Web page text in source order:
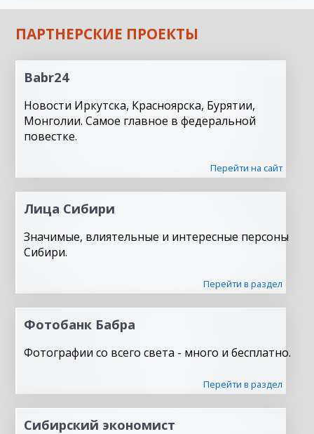
ПАРТНЕРСКИЕ ПРОЕКТЫ
Babr24
Новости Иркутска, Красноярска, Бурятии,
Монголии. Самое главное в федеральной
повестке.
Перейти на сайт
Лица Сибири
Значимые, влиятельные и интересные персоны
Сибири.
Перейти в раздел
Фотобанк Бабра
Фотографии со всего света - много и бесплатно.
Перейти в раздел
Сибирский экономист